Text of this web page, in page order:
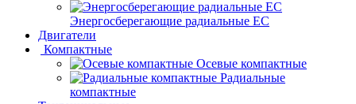
Энергосберегающие радиальные EC
Двигатели
Компактные
Осевые компактные
Радиальные
компактные